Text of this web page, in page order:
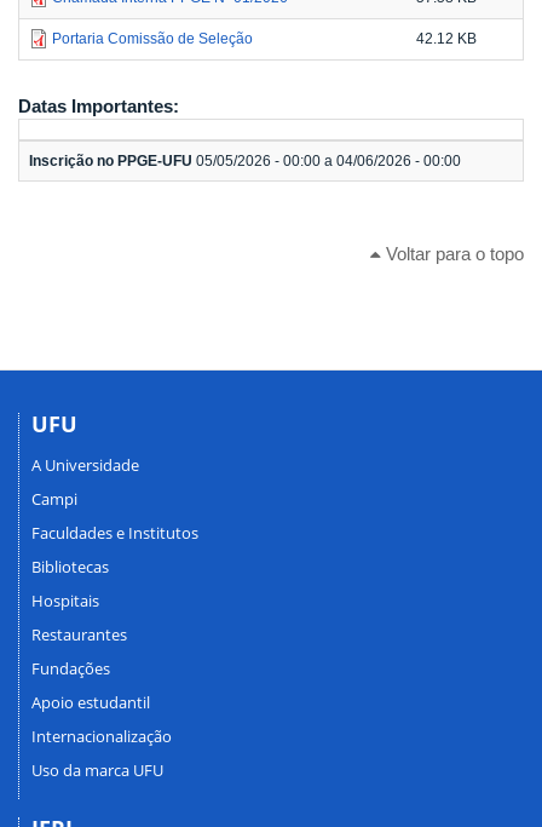
Portaria Comissão de Seleção 42.12 KB
Datas Importantes:
Inscrição no PPGE-UFU 05/05/2026 - 00:00 a 04/06/2026 - 00:00
Voltar para o topo
UFU
A Universidade
Campi
Faculdades e Institutos
Bibliotecas
Hospitais
Restaurantes
Fundações
Apoio estudantil
Internacionalização
Uso da marca UFU